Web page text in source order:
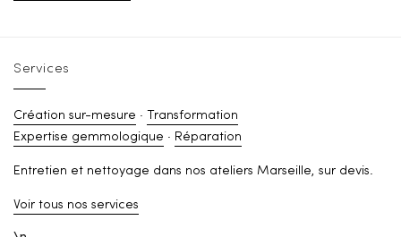
Services
Création sur-mesure · Transformation
Expertise gemmologique · Réparation
Entretien et nettoyage dans nos ateliers Marseille, sur devis.
Voir tous nos services